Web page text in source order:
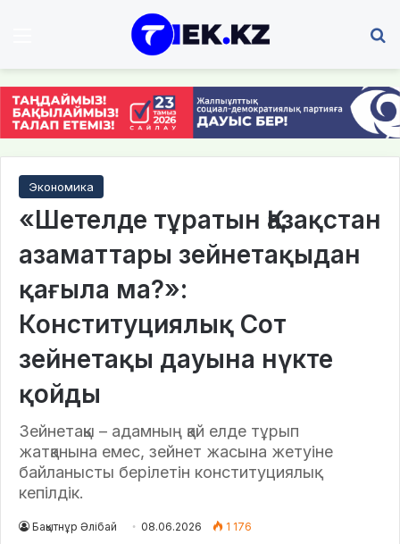
Экономика
«Шетелде тұратын Қазақстан
азаматтары зейнетақыдан
қағыла ма?»:
Конституциялық Сот
зейнетақы дауына нүкте
қойды
Зейнетақы – адамның қай елде тұрып
жатқанына емес, зейнет жасына жетуіне
байланысты берілетін конституциялық
кепілдік.
Бақытнұр Әлібай 08.06.2026 1 176